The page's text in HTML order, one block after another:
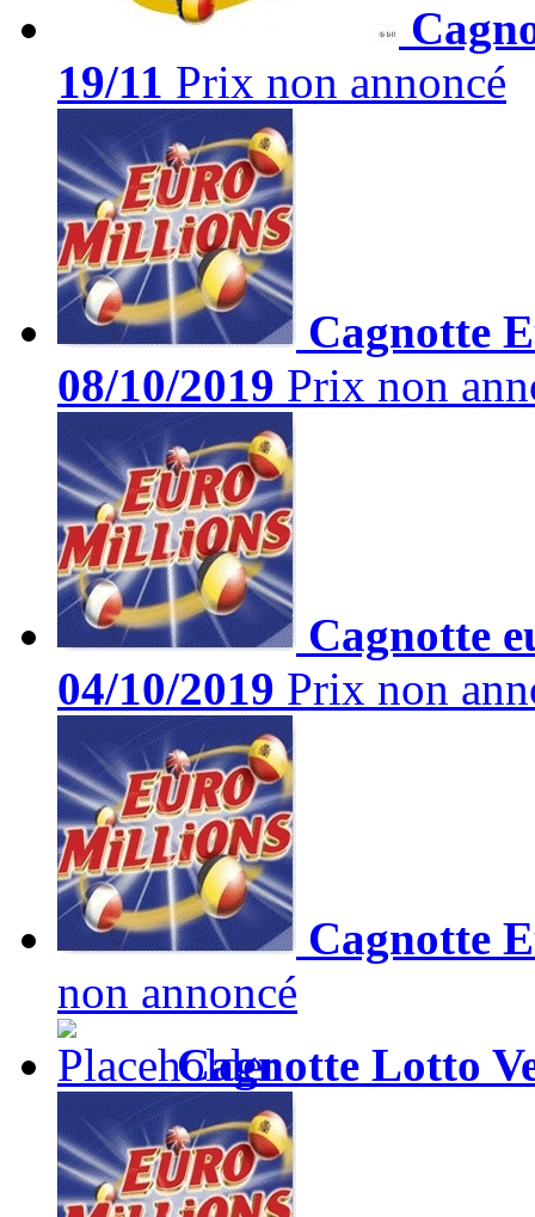
19/11 Prix non annoncé
Cagnotte
08/10/2019 Prix non
Cagnotte
04/10/2019 Prix non
Cagnotte
non annoncé
Cagnotte Lotto